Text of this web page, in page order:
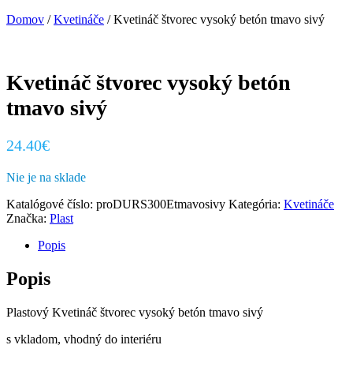
Domov /Kvetináče / Kvetináč štvorec vysoký betón tmavo sivý
Kvetináč štvorec vysoký betón
tmavo sivý
24.40€
Nie je na sklade
Katalógové číslo: proDURS300Etmavosivy Kategória: Kvetináče
Značka: Plast
Popis
Popis
Plastový Kvetináč štvorec vysoký betón tmavo sivý
s vkladom, vhodný do interiéru